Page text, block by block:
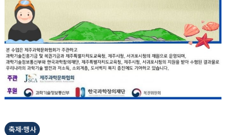
축제·행사